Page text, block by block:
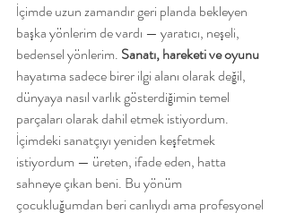
İçimde uzun zamandır geri planda bekleyen
başka yönlerim de vardı — yaratıcı, neşeli,
bedensel yönlerim. Sanatı, hareketi ve oyunu
hayatıma sadece birer ilgi alanı olarak değil,
dünyaya nasıl varlık gösterdiğimin temel
parçaları olarak dahil etmek istiyordum.
İçimdeki sanatçıyı yeniden keşfetmek
istiyordum — üreten, ifade eden, hatta
sahneye çıkan beni. Bu yönüm
çocukluğumdan beri canlıydı ama profesyonel